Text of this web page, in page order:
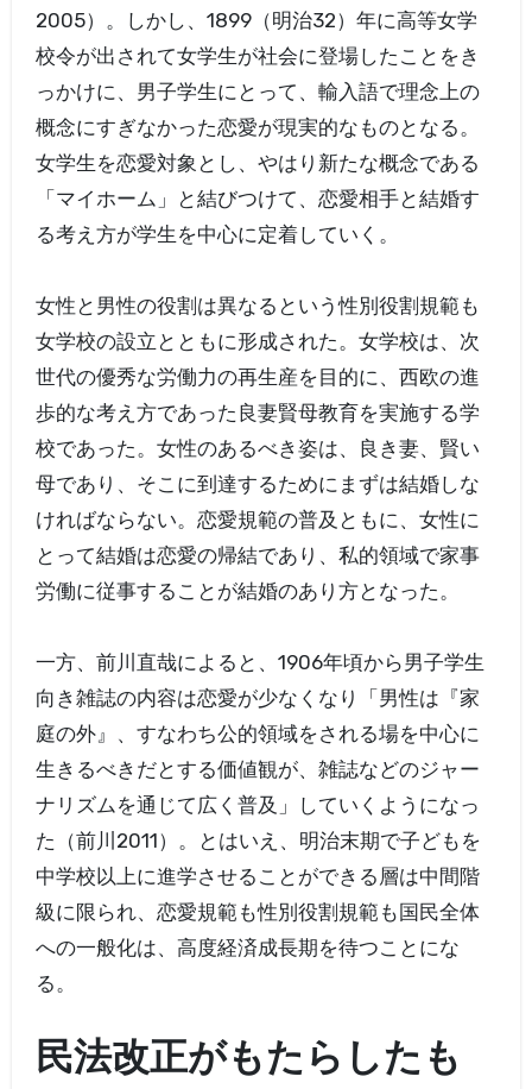
2005）。しかし、1899（明治32）年に高等女学
校令が出されて女学生が社会に登場したことをき
っかけに、男子学生にとって、輸入語で理念上の
概念にすぎなかった恋愛が現実的なものとなる。
女学生を恋愛対象とし、やはり新たな概念である
「マイホーム」と結びつけて、恋愛相手と結婚す
る考え方が学生を中心に定着していく。
女性と男性の役割は異なるという性別役割規範も
女学校の設立とともに形成された。女学校は、次
世代の優秀な労働力の再生産を目的に、西欧の進
歩的な考え方であった良妻賢母教育を実施する学
校であった。女性のあるべき姿は、良き妻、賢い
母であり、そこに到達するためにまずは結婚しな
ければならない。恋愛規範の普及ともに、女性に
とって結婚は恋愛の帰結であり、私的領域で家事
労働に従事することが結婚のあり方となった。
一方、前川直哉によると、1906年頃から男子学生
向き雑誌の内容は恋愛が少なくなり「男性は『家
庭の外』、すなわち公的領域をされる場を中心に
生きるべきだとする価値観が、雑誌などのジャー
ナリズムを通じて広く普及」していくようになっ
た（前川2011）。とはいえ、明治末期で子どもを
中学校以上に進学させることができる層は中間階
級に限られ、恋愛規範も性別役割規範も国民全体
への一般化は、高度経済成長期を待つことにな
る。
民法改正がもたらしたも